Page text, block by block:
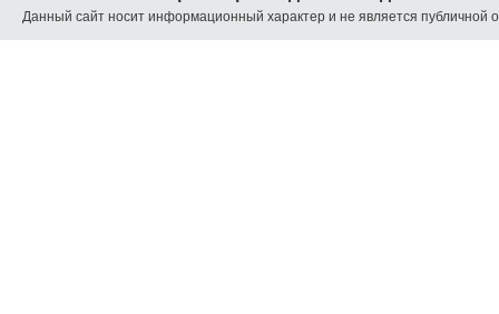
Данный сайт носит информационный характер и не является публичной